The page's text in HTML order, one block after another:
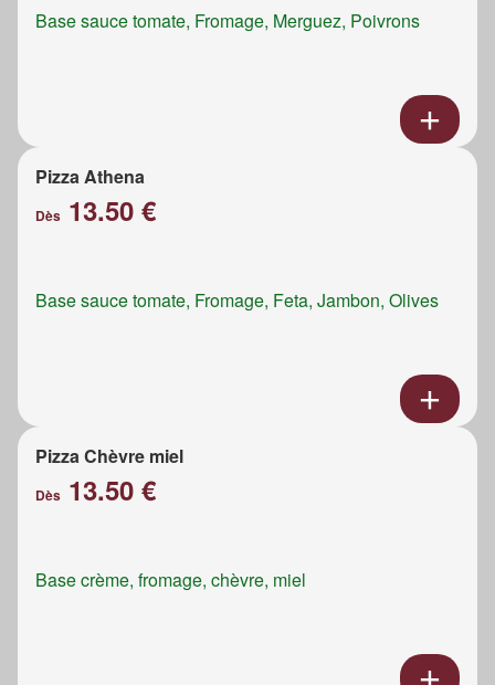
Base sauce tomate, Fromage, Merguez, Poivrons
Pizza Athena
Dès 13.50 €
Base sauce tomate, Fromage, Feta, Jambon, Olives
Pizza Chèvre miel
Dès 13.50 €
Base crème, fromage, chèvre, miel